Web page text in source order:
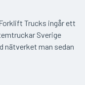
Trucks ingår ett
Sverige
nätverket man sedan